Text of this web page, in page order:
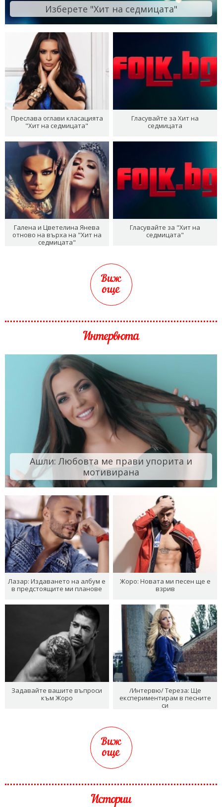
Изберете "Хит на седмицата"
Преслава оглави класацията
"Хит на седмицата"
Гласувайте за Хит на
седмицата
Галена и Цветелина Янева
отново на върха на "Хит на
седмицата"
Гласувайте за "Хит на
седмицата"
Виж
още
Интервюта
Ашли: Любовта ме прави упорита и
мотивирана
Лазар: Издаването на албум е
в предстоящите ми планове
Жоро: Новата ми песен ще е
взрив
Задавайте вашите въпроси
към Жоро
/Интервю/ Тереза: Ще
експериментирам в песните
си
Виж
още
Истории